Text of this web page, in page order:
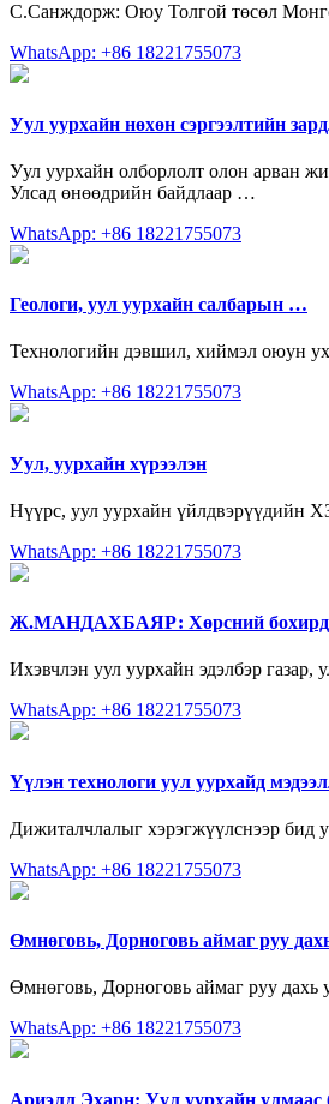
С.Санждорж: Оюу Толгой төсөл
WhatsApp: +86 18221755073
Уул уурхайн нөхөн сэргээлтийн
Уул уурхайн олборлолт олон арван
Улсад өнөөдрийн байдлаар …
WhatsApp: +86 18221755073
Геологи, уул уурхайн салбарын …
Технологийн дэвшил, хиймэл оюун
WhatsApp: +86 18221755073
Уул, уурхайн хүрээлэн
Нүүрс, уул уурхайн үйлдвэрүүдийн
WhatsApp: +86 18221755073
Ж.МАНДАХБАЯР: Хөрсний
Ихэвчлэн уул уурхайн эдэлбэр газар,
WhatsApp: +86 18221755073
Үүлэн технологи уул уурхайд
Дижиталчлалыг хэрэгжүүлснээр бид
WhatsApp: +86 18221755073
Өмнөговь, Дорноговь аймаг руу
Өмнөговь, Дорноговь аймаг руу дахь
WhatsApp: +86 18221755073
Ариэлл Эхарн: Уул уурхайн улмаас